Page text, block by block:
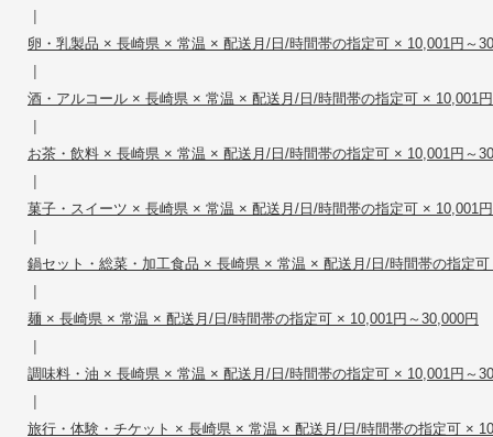
|
卵・乳製品 × 長崎県 × 常温 × 配送月/日/時間帯の指定可 × 10,001円～
|
酒・アルコール × 長崎県 × 常温 × 配送月/日/時間帯の指定可 × 10,001
|
お茶・飲料 × 長崎県 × 常温 × 配送月/日/時間帯の指定可 × 10,001円～
|
菓子・スイーツ × 長崎県 × 常温 × 配送月/日/時間帯の指定可 × 10,001
|
鍋セット・総菜・加工食品 × 長崎県 × 常温 × 配送月/日/時間帯の指定
|
麺 × 長崎県 × 常温 × 配送月/日/時間帯の指定可 × 10,001円～30,000円
|
調味料・油 × 長崎県 × 常温 × 配送月/日/時間帯の指定可 × 10,001円～
|
旅行・体験・チケット × 長崎県 × 常温 × 配送月/日/時間帯の指定可 ×